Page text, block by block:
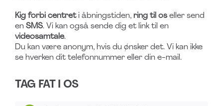
Kig forbi centreti åbningstiden, ring til oseller send
en SMS. Vi kan også sende dig et link til en
videosamtale.
Du kan være anonym, hvis du ønsker det. Vi kan ikke
se hverken dit telefonnummer eller din e-mail.
TAG FAT I OS